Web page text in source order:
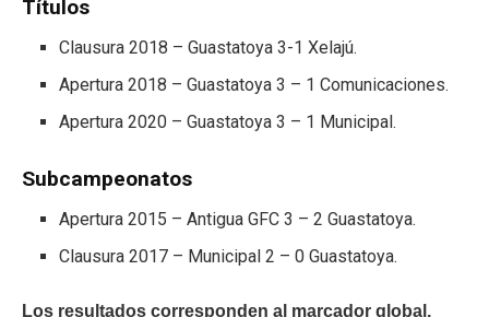
Títulos
Clausura 2018 – Guastatoya 3-1 Xelajú.
Apertura 2018 – Guastatoya 3 – 1 Comunicaciones.
Apertura 2020 – Guastatoya 3 – 1 Municipal.
Subcampeonatos
Apertura 2015 – Antigua GFC 3 – 2 Guastatoya.
Clausura 2017 – Municipal 2 – 0 Guastatoya.
Los resultados corresponden al marcador global.